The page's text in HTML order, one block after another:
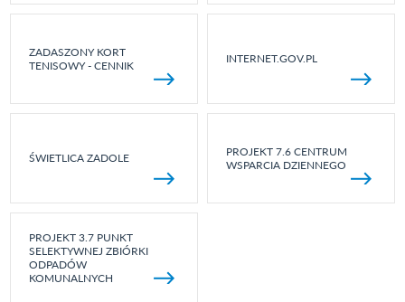
ZADASZONY KORT
TENISOWY - CENNIK
INTERNET.GOV.PL
ŚWIETLICA ZADOLE
PROJEKT 7.6 CENTRUM
WSPARCIA DZIENNEGO
PROJEKT 3.7 PUNKT
SELEKTYWNEJ ZBIÓRKI
ODPADÓW
KOMUNALNYCH